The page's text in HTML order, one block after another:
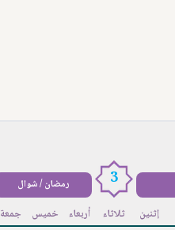
3 رمضان / شوال
إثنين ثلاثاء أربعاء خميس جمعة